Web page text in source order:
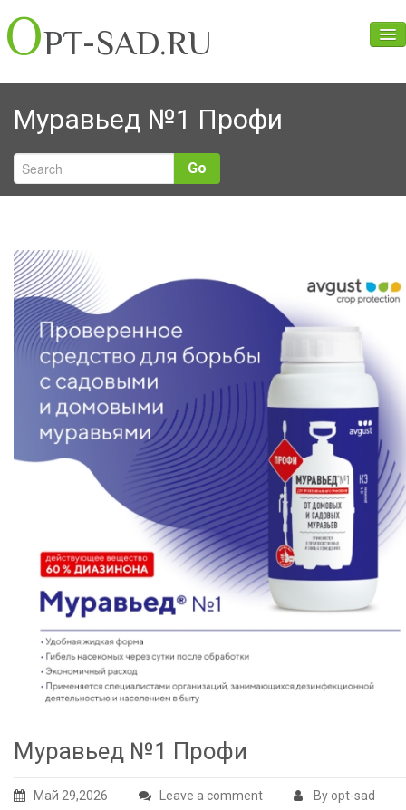
OPT-SAD.RU
Главная
О нас
Прайс
Оценка условий труда
Муравьед №1 Профи
Go
Муравьед №1 Профи
Май 29,2026 Leave a comment By opt-sad